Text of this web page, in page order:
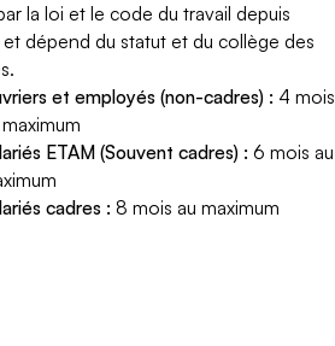
la loi et le code du travail depuis
dépend du statut et du collège des
et employés (non-cadres) : 4 mois
ETAM (Souvent cadres) : 6 mois au
cadres : 8 mois au maximum